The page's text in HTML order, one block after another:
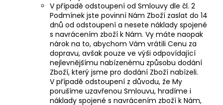
V případě odstoupení od Smlouvy dle čl. 2
Podmínek jste povinní Nám Zboží zaslat do 14
dnů od odstoupení a nesete náklady spojené
s navrácením zboží k Nám. Vy máte naopak
nárok na to, abychom Vám vrátili Cenu za
dopravu, avšak pouze ve výši odpovídající
nejlevnějšímu nabízenému způsobu dodání
Zboží, který jsme pro dodání Zboží nabízeli.
V případě odstoupení z důvodu, že My
porušíme uzavřenou Smlouvu, hradíme i
náklady spojené s navrácením zboží k Nám,